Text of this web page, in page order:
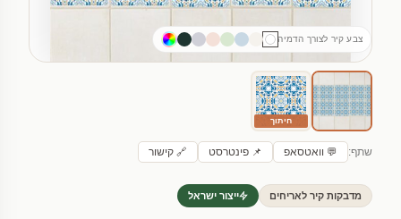
צבע קיר לצורך הדמיה
חיתוך
שתף: 💬 וואטסאפ 📌 פינטרסט 🔗 קישור
מדבקות קיר לאריחים ייצור ישראל